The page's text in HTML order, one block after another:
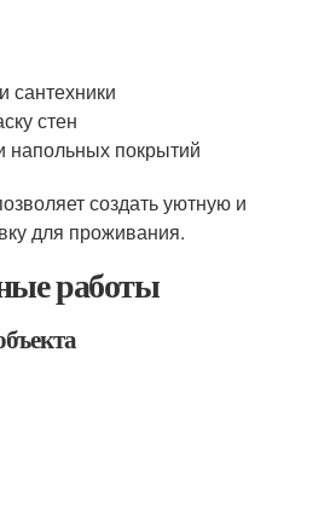
сантехники
стен
напольных покрытий
создать уютную и
для проживания.
работы